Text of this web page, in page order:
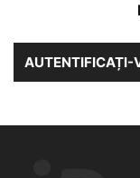
AUTENTIFICAȚI-